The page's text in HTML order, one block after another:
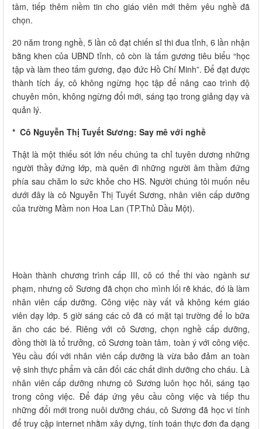
tâm, tiếp thêm niềm tin cho giáo viên mới thêm yêu nghề đã
chọn.
20 năm trong nghề, 5 lần cô đạt chiến sĩ thi đua tỉnh, 6 lần nhận
bằng khen của UBND tỉnh, cô còn là tấm gương tiêu biểu “học
tập và làm theo tấm gương, đạo đức Hồ Chí Minh”. Để đạt được
thành tích ấy, cô không ngừng học tập để nâng cao trình độ
chuyên môn, không ngừng đổi mới, sáng tạo trong giảng dạy và
quản lý.
* Cô Nguyễn Thị Tuyết Sương: Say mê với nghề
Thật là một thiếu sót lớn nếu chúng ta chỉ tuyên dương những
người thầy đứng lớp, mà quên đi những người âm thầm đứng
phía sau chăm lo sức khỏe cho HS. Người chúng tôi muốn nêu
dưới đây là cô Nguyễn Thị Tuyết Sương, nhân viên cấp dưỡng
của trường Mầm non Hoa Lan (TP.Thủ Dầu Một).
Hoàn thành chương trình cấp III, cô có thể thi vào ngành sư
phạm, nhưng cô Sương đã chọn cho mình lối rẽ khác, đó là làm
nhân viên cấp dưỡng. Công việc này vất vả không kém giáo
viên dạy lớp. 5 giờ sáng các cô đã có mặt tại trường để lo bữa
ăn cho các bé. Riêng với cô Sương, chọn nghề cấp dưỡng,
đồng thời là tổ trưởng, cô Sương toàn tâm, toàn ý với công việc.
Yêu cầu đối với nhân viên cấp dưỡng là vừa bảo đảm an toàn
vệ sinh thực phẩm và cân đối các chất dinh dưỡng cho cháu. Là
nhân viên cấp dưỡng nhưng cô Sương luôn học hỏi, sáng tạo
trong công việc. Để đáp ứng yêu cầu công việc và tiếp thu
những đổi mới trong nuôi dưỡng cháu, cô Sương đã học vi tính
để truy cập internet nhằm xây dựng, tính toán thực đơn đa dạng